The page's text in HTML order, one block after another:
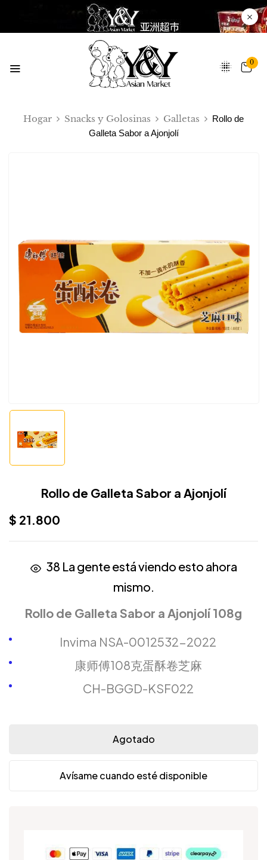
0
Hogar Snacks y Golosinas Galletas
Rollo de
Galleta Sabor a Ajonjolí
Rollo de Galleta Sabor a Ajonjolí
$ 21.800
38 La gente está viendo esto ahora
mismo.
Rollo de Galleta Sabor a Ajonjolí 108g
Invima NSA-0012532-2022
康师傅108克蛋酥卷芝麻
CH-BGGD-KSF022
Agotado
Avísame cuando esté disponible